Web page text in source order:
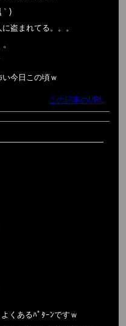
)
盗まれてる。。。
今日この頃ｗ
この記事のURL
くあるﾊﾟﾀｰﾝですｗ